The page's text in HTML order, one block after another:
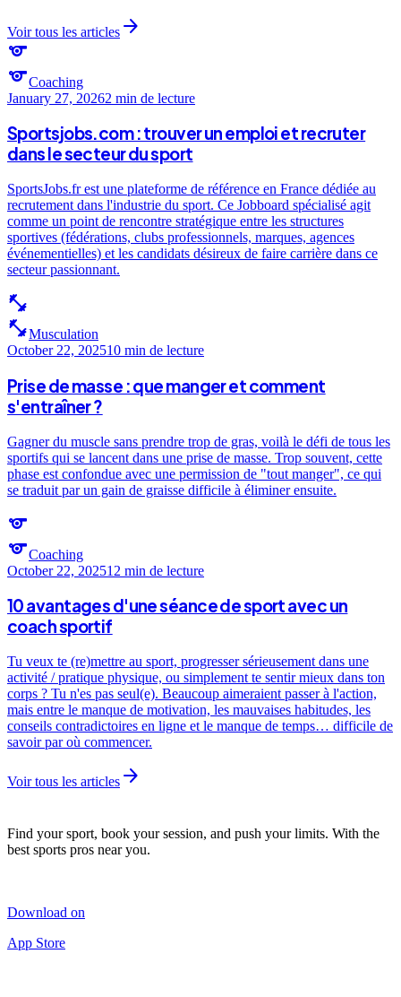
Voir tous les articles arrow_forward
sports
sportsCoaching
January 27, 20262 min de lecture
Sportsjobs.com : trouver un emploi et recruter
dans le secteur du sport
SportsJobs.fr est une plateforme de référence en France dédiée au
recrutement dans l'industrie du sport. Ce Jobboard spécialisé agit
comme un point de rencontre stratégique entre les structures
sportives (fédérations, clubs professionnels, marques, agences
événementielles) et les candidats désireux de faire carrière dans ce
secteur passionnant.
fitness_center
fitness_centerMusculation
October 22, 202510 min de lecture
Prise de masse : que manger et comment
s'entraîner ?
Gagner du muscle sans prendre trop de gras, voilà le défi de tous les
sportifs qui se lancent dans une prise de masse. Trop souvent, cette
phase est confondue avec une permission de "tout manger", ce qui
se traduit par un gain de graisse difficile à éliminer ensuite.
sports
sportsCoaching
October 22, 202512 min de lecture
10 avantages d'une séance de sport avec un
coach sportif
Tu veux te (re)mettre au sport, progresser sérieusement dans une
activité / pratique physique, ou simplement te sentir mieux dans ton
corps ? Tu n'es pas seul(e). Beaucoup aimeraient passer à l'action,
mais entre le manque de motivation, les mauvaises habitudes, les
conseils contradictoires en ligne et le manque de temps… difficile de
savoir par où commencer.
Voir tous les articles arrow_forward
Find your sport, book your session, and push your limits. With the
best sports pros near you.
Download on
App Store